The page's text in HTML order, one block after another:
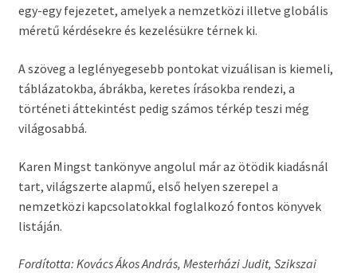
egy-egy fejezetet, amelyek a nemzetközi illetve globális
méretű kérdésekre és kezelésükre térnek ki.
A szöveg a leglényegesebb pontokat vizuálisan is kiemeli,
táblázatokba, ábrákba, keretes írásokba rendezi, a
történeti áttekintést pedig számos térkép teszi még
világosabbá.
Karen Mingst tankönyve angolul már az ötödik kiadásnál
tart, világszerte alapmű, első helyen szerepel a
nemzetközi kapcsolatokkal foglalkozó fontos könyvek
listáján.
Fordította: Kovács Ákos András, Mesterházi Judit, Szikszai